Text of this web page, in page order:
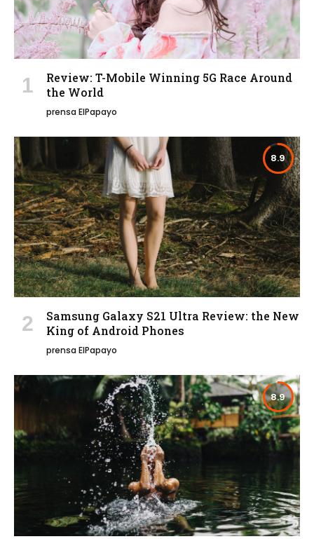
Review: T-Mobile Winning 5G Race Around
the World
prensa ElPapayo
8.9
Samsung Galaxy S21 Ultra Review: the New
King of Android Phones
prensa ElPapayo
8.9